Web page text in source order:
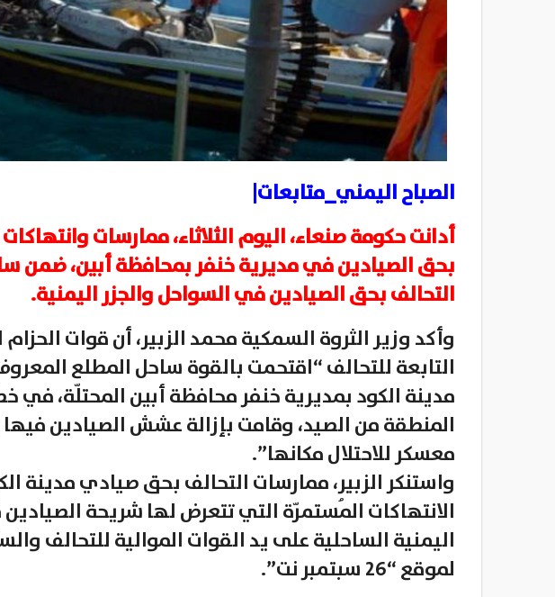
الصباح اليمني_متابعات|
أدانت حكومة صنعاء، اليوم الثلاثاء، ممارسات
بحق الصيادين في مديرية خنفر بمحافظة أبين، ضمن
التحالف بحق الصيادين في السواحل والجزر اليمنية.
وأكد وزير الثروة السمكية محمد الزبير، أن قوات
التابعة للتحالف “اقتحمت بالقوة ساحل المطلع
مدينة الكود بمديرية خنفر محافظة أبين المحتلّة،
المنطقة من الصيد، وقامت بإزالة عشش الصيادين فيها
معسكر للاحتلال مكانها”.
واستنكر الزبير، ممارسات التحالف بحق صيادي مدينة
الانتهاكات المُستمرّة التي تتعرض لها شريحة
اليمنية الساحلية على يد القوات الموالية للتحالف
لموقع “26 سبتمبر نت”.